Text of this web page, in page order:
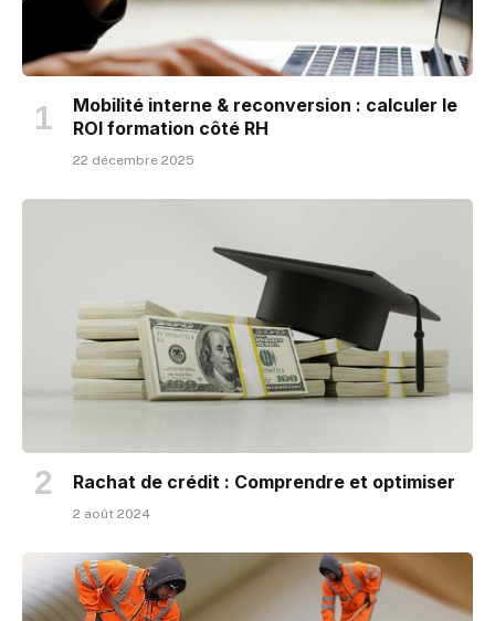
Mobilité interne & reconversion : calculer le
ROI formation côté RH
22 décembre 2025
Rachat de crédit : Comprendre et optimiser
2 août 2024